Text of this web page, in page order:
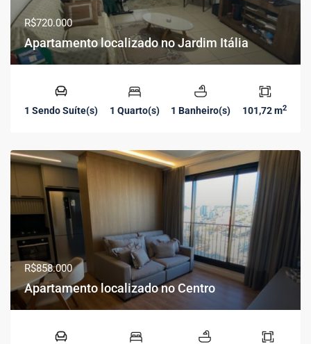
R$720.000
Apartamento localizado no Jardim Itália
1 Sendo Suíte(s) 1 Quarto(s) 1 Banheiro(s) 101,72 m2
R$858.000
Apartamento localizado no Centro